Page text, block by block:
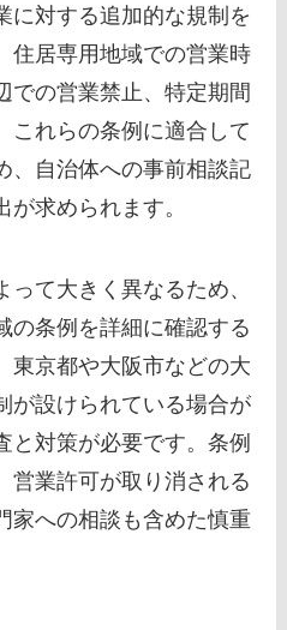
に対する追加的な規制を
住居専用地域での営業時
での営業禁止、特定期間
これらの条例に適合して
、自治体への事前相談記
求められます。
て大きく異なるため、
の条例を詳細に確認する
東京都や大阪市などの大
が設けられている場合が
と対策が必要です。条例
営業許可が取り消される
家への相談も含めた慎重